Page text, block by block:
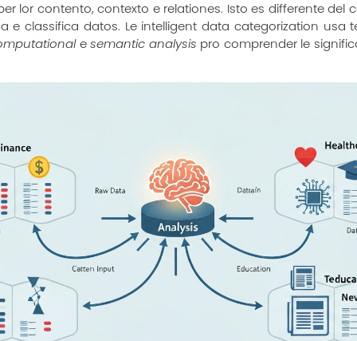
lor contento, contexto e relationes. Isto es differente del
e classifica datos. Le intelligent data categorization usa
esemantic analysis pro comprender le